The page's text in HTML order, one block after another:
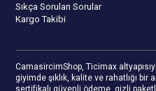
Sıkça Sorulan Sorular
Kargo Takibi
CamasircimShop, Ticimax
giyimde şıklık, kalite ve rahatlığı bir
sertifikalı güvenli ödeme, gizli